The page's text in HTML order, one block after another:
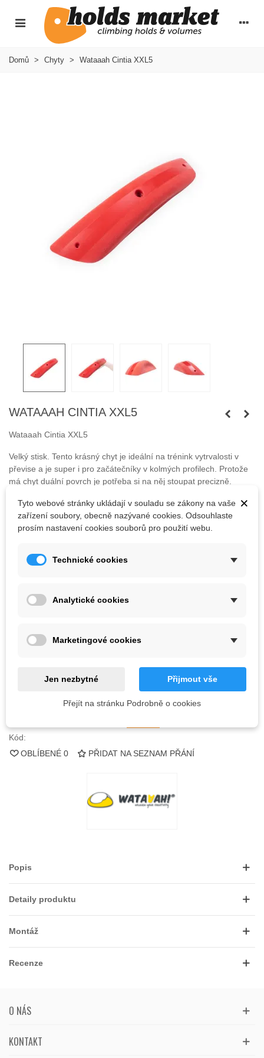
Domů > Chyty > Wataaah Cintia XXL5
WATAAAH CINTIA XXL5
Wataaah Cintia XXL5
Velký stisk. Tento krásný chyt je ideální na trénink vytrvalosti v
převise a je super i pro začátečníky v kolmých profilech. Protože
má chyt duální povrch je potřeba si na něj stoupat precizně.
Připevňuje se pomocí šroubu M10 s válcovou hlavou nebo
pomocí vrutů.
Barva
Vyprodáno
Kód:
OBLÍBENÉ 0 PŘIDAT NA SEZNAM PŘÁNÍ
Popis
Detaily produktu
Montáž
Recenze
O NÁS
KONTAKT
×
Tyto webové stránky ukládají v souladu se zákony na vaše
zařízení soubory, obecně nazývané cookies. Odsouhlaste
prosím nastavení cookies souborů pro použití webu.
Technické cookies
Analytické cookies
Marketingové cookies
Jen nezbytné Přijmout vše
Přejít na stránku Podrobně o cookies